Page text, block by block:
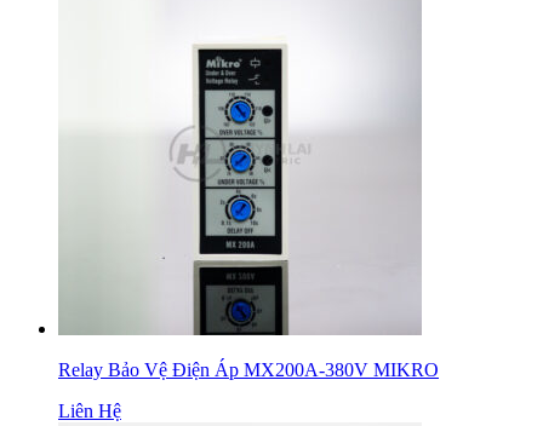
Relay Bảo Vệ Điện Áp MX200A-380V MIKRO
Liên Hệ